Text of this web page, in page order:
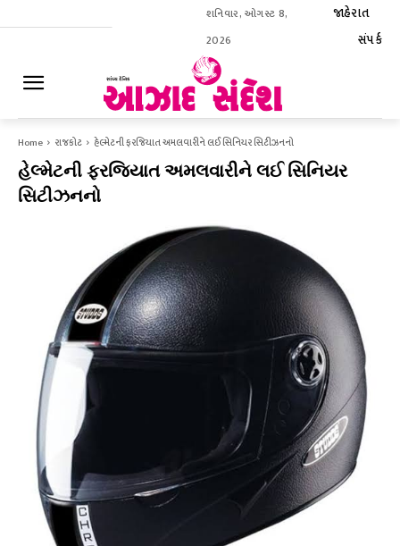
શનિવાર, ઓગસ્ટ 8,
2026
જાહેરાત
સંપર્ક
Home રાજકોટ હેલ્મેટની ફરજિયાત અમલવારીને લઈ સિનિયર સિટીઝનનો
હેલ્મેટની ફરજિયાત અમલવારીને લઈ સિનિયર
સિટીઝનનો